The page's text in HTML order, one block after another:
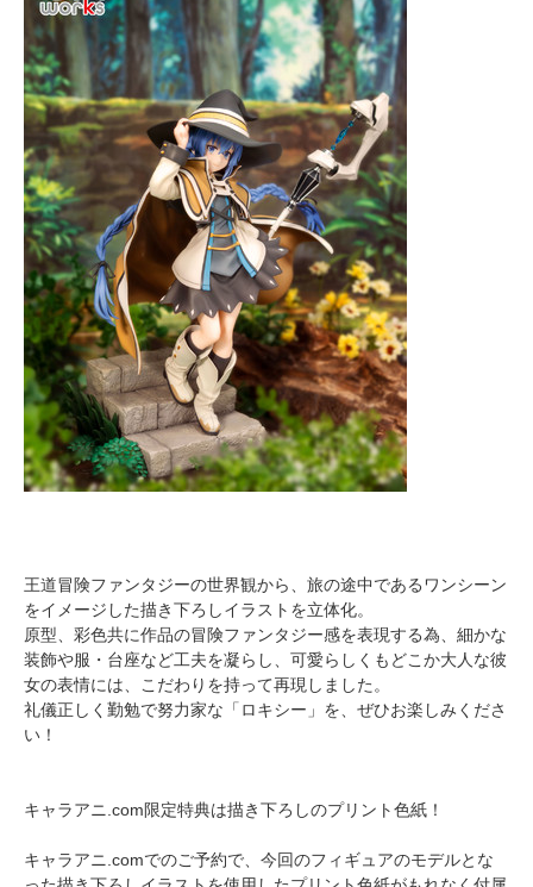
王道冒険ファンタジーの世界観から、旅の途中であるワンシーン
をイメージした描き下ろしイラストを立体化。
原型、彩色共に作品の冒険ファンタジー感を表現する為、細かな
装飾や服・台座など工夫を凝らし、可愛らしくもどこか大人な彼
女の表情には、こだわりを持って再現しました。
礼儀正しく勤勉で努力家な「ロキシー」を、ぜひお楽しみくださ
い！
キャラアニ.com限定特典は描き下ろしのプリント色紙！
キャラアニ.comでのご予約で、今回のフィギュアのモデルとな